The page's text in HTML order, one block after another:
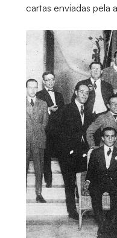
cartas enviadas pela